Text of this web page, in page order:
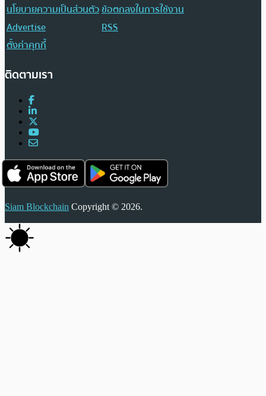
นโยบายความเป็นส่วนตัวข้อตกลงในการใช้งาน
Advertise
RSS
ตั้งค่าคุกกี้
ติดตามเรา
Siam Blockchain Copyright © 2026.